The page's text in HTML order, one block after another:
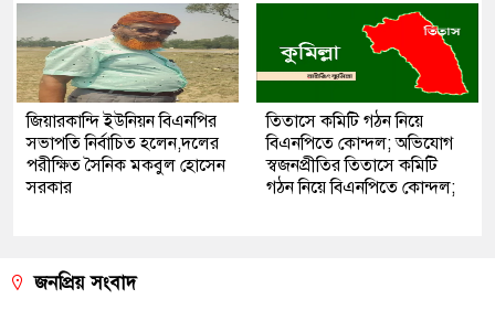
জিয়ারকান্দি ইউনিয়ন বিএনপির
সভাপতি নির্বাচিত হলেন,দলের
পরীক্ষিত সৈনিক মকবুল হোসেন
সরকার
তিতাসে কমিটি গঠন নিয়ে
বিএনপিতে কোন্দল; অভিযোগ
স্বজনপ্রীতির তিতাসে কমিটি
গঠন নিয়ে বিএনপিতে কোন্দল;
জনপ্রিয় সংবাদ